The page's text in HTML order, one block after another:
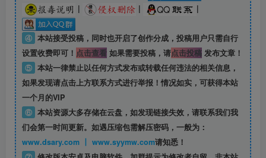
|
| |
④ 本站接受投稿，同时也开启了创作分成，投稿用户只需自行
设置收费即可！ 点击查看如果需要投稿，请点击投稿发布文章！
⑤ 本站一律禁止以任何方式发布或转载任何违法的相关信息，
如果发现请点击上方联系方式进行举报！情况如实，可获得本站
一个月的VIP
⑥ 本站资源大多存储在云盘，如发现链接失效，请联系我们我
们会第一时间更新。如遇压缩包需解压密码，一般为：
www.dsary.com 丨 www.syymw.com请知悉！